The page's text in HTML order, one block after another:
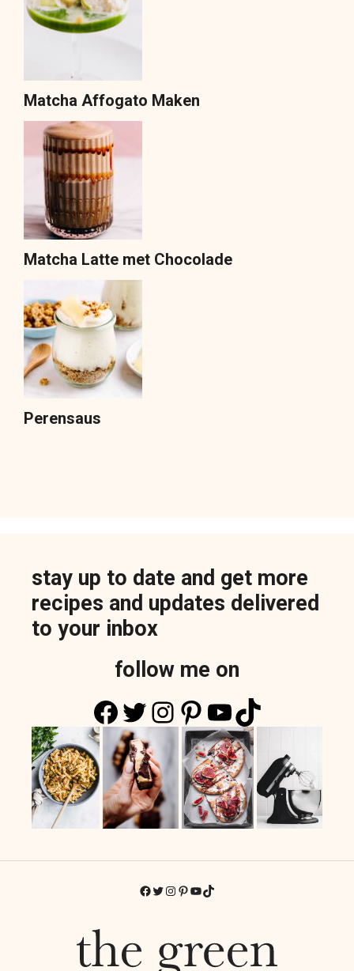
Matcha Affogato Maken
Matcha Latte met Chocolade
Perensaus
stay up to date and get more
recipes and updates delivered
to your inbox
follow me on
Facebook
Twitter
Instagram
Pinterest
YouTube
TikTok
Facebook
Twitter
Instagram
Pinterest
YouTube
TikTok